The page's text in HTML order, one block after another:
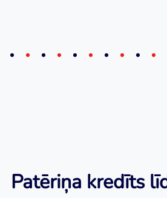
Patēriņa kredīts